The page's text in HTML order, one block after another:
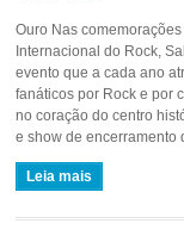
Ouro Nas
Internacional do Rock,
evento que a cada ano
fanáticos por Rock e por
no coração do centro
e show de
Leia mais